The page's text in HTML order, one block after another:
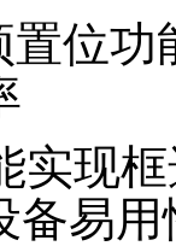
位
实现
备易用